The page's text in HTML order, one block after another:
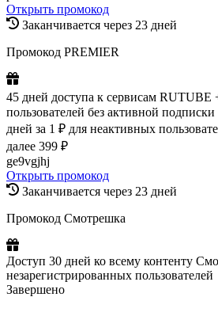
Открыть промокод
Заканчивается через 23 дней
Промокод PREMIER
45 дней доступа к сервисам RUTUBE
пользователей без активной
дней за 1 ₽ для неактивных
далее 399 ₽
ge9vgjhj
Открыть промокод
Заканчивается через 23 дней
Промокод Смотрешка
Доступ 30 дней ко всему контенту
незарегистрированных пользователей
Завершено